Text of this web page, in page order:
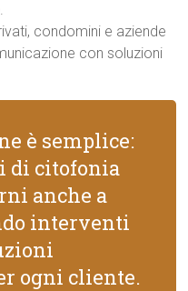
.
condomini e aziende
con soluzioni
è semplice:
di citofonia
anche a
interventi
ogni cliente.